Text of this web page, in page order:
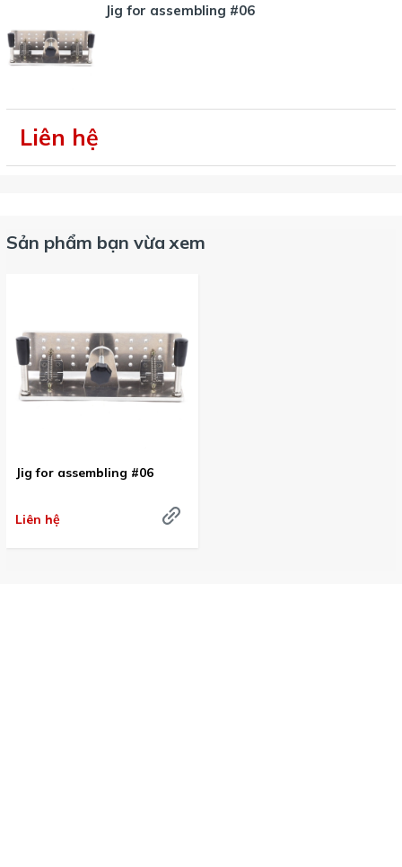
Jig for assembling #06
Liên hệ
Sản phẩm bạn vừa xem
Jig for assembling #06
Liên hệ